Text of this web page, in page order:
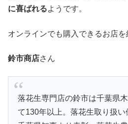
に喜ばれるようです。
オンラインでも購入できるお店を
鈴市商店さん
落花生専門店の鈴市は千葉県
て130年以上。落花生取り扱